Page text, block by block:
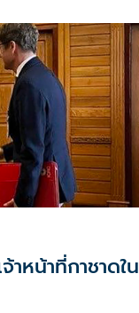
หน้าที่กาชาดใน